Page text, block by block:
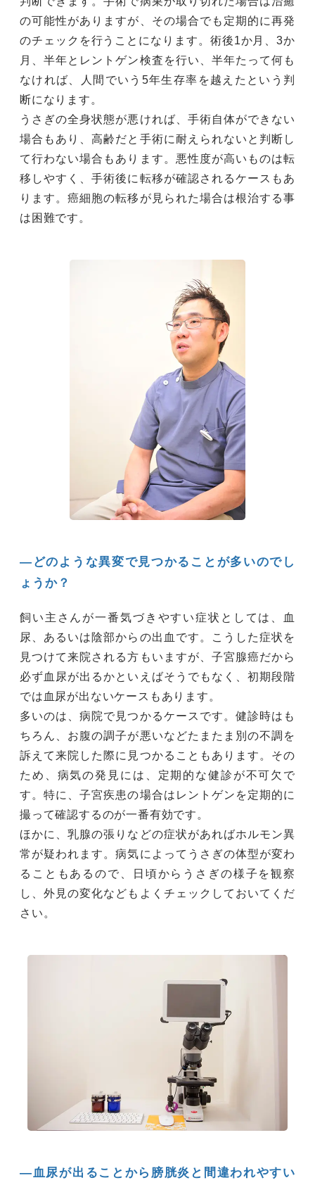
の可能性がありますが、その場合でも定期的に再発
のチェックを行うことになります。術後1か月、3か
月、半年とレントゲン検査を行い、半年たって何も
なければ、人間でいう5年生存率を越えたという判
断になります。
うさぎの全身状態が悪ければ、手術自体ができない
場合もあり、高齢だと手術に耐えられないと判断し
て行わない場合もあります。悪性度が高いものは転
移しやすく、手術後に転移が確認されるケースもあ
ります。癌細胞の転移が見られた場合は根治する事
は困難です。
―どのような異変で見つかることが多いのでし
ょうか？
飼い主さんが一番気づきやすい症状としては、血
尿、あるいは陰部からの出血です。こうした症状を
見つけて来院される方もいますが、子宮腺癌だから
必ず血尿が出るかといえばそうでもなく、初期段階
では血尿が出ないケースもあります。
多いのは、病院で見つかるケースです。健診時はも
ちろん、お腹の調子が悪いなどたまたま別の不調を
訴えて来院した際に見つかることもあります。その
ため、病気の発見には、定期的な健診が不可欠で
す。特に、子宮疾患の場合はレントゲンを定期的に
撮って確認するのが一番有効です。
ほかに、乳腺の張りなどの症状があればホルモン異
常が疑われます。病気によってうさぎの体型が変わ
ることもあるので、日頃からうさぎの様子を観察
し、外見の変化などもよくチェックしておいてくだ
さい。
―血尿が出ることから膀胱炎と間違われやすい